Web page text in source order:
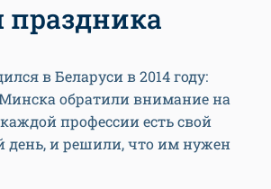
праздника
в Беларуси в 2014 году:
обратили внимание на
профессии есть свой
день, и решили, что им нужен